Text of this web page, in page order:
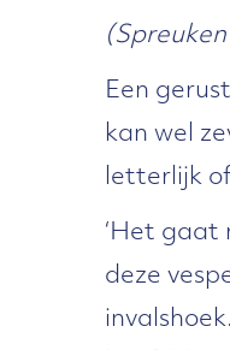
Een
kan wel
letterlijk
‘Het gaat
deze